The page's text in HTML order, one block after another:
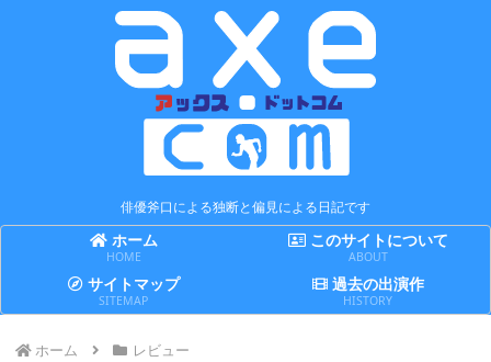
俳優斧口による独断と偏見による日記です
ホーム
HOME
このサイトについて
ABOUT
サイトマップ
SITEMAP
過去の出演作
HISTORY
ホーム レビュー